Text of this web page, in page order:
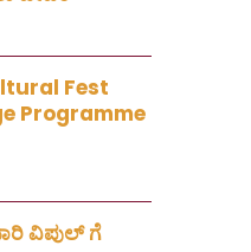
Fest
Programme
ವಿಪುಲ್ ಗೆ